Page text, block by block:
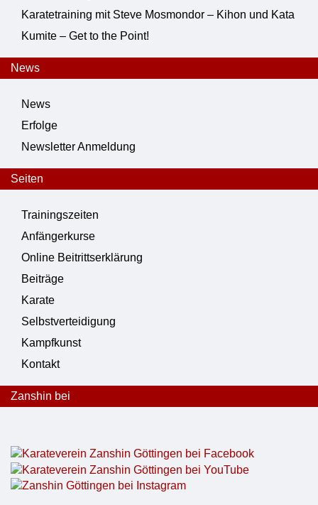
Karatetraining mit Steve Mosmondor – Kihon und Kata
Kumite – Get to the Point!
News
News
Erfolge
Newsletter Anmeldung
Seiten
Trainingszeiten
Anfängerkurse
Online Beitrittserklärung
Beiträge
Karate
Selbstverteidigung
Kampfkunst
Kontakt
Zanshin bei